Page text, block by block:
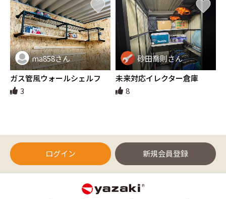
ma858さん
ガス管風ウォールシェルフ
3
砂田喬則さん
未来対応イレクター倉庫
8
ログイン 新規会員登録